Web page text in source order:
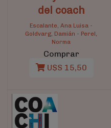
del coach
Escalante, Ana Luisa -
Goldvarg, Damián - Perel,
Norma
Comprar
U$S 15,50